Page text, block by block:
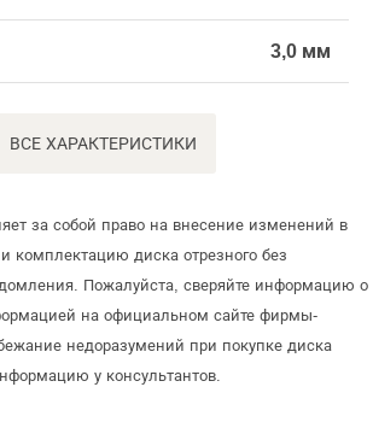
3,0 мм
ВСЕ ХАРАКТЕРИСТИКИ
за собой право на внесение изменений в
комплектацию диска отрезного без
Пожалуйста, сверяйте информацию о
на официальном сайте фирмы-
недоразумений при покупке диска
у консультантов.